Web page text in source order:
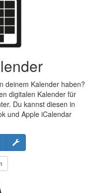
deinem Kalender haben?
digitalen Kalender für
Du kannst diesen in
und Apple iCalendar
Konfigurieren